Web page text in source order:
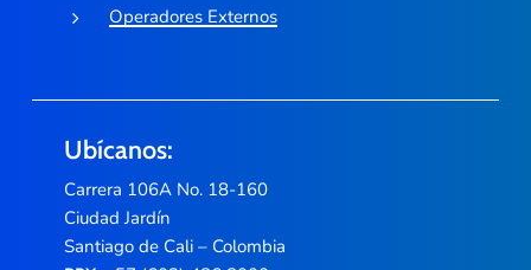
Operadores Externos
Ubícanos:
Carrera 106A No. 18-160
Ciudad Jardín
Santiago de Cali – Colombia